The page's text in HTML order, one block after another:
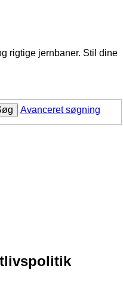
rigtige jernbaner. Stil dine
Avanceret søgning